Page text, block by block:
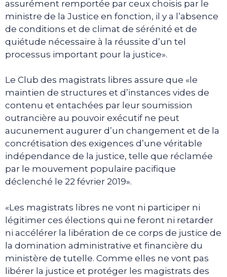
assurément remportée par ceux choisis par le
ministre de la Justice en fonction, il y a l’absence
de conditions et de climat de sérénité et de
quiétude nécessaire à la réussite d’un tel
processus important pour la justice».
Le Club des magistrats libres assure que «le
maintien de structures et d’instances vides de
contenu et entachées par leur soumission
outrancière au pouvoir exécutif ne peut
aucunement augurer d’un changement et de la
concrétisation des exigences d’une véritable
indépendance de la justice, telle que réclamée
par le mouvement populaire pacifique
déclenché le 22 février 2019».
«Les magistrats libres ne vont ni participer ni
légitimer ces élections qui ne feront ni retarder
ni accélérer la libération de ce corps de justice de
la domination administrative et financière du
ministère de tutelle. Comme elles ne vont pas
libérer la justice et protéger les magistrats des